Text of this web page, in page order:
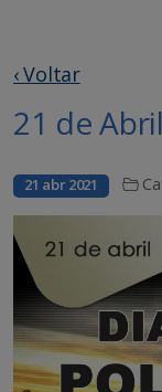
‹ Voltar
21 de
21 abr 2021